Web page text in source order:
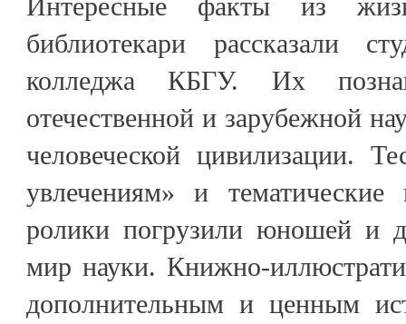
библиотекари рассказали
колледжа КБГУ. Их
отечественной и зарубежной
человеческой цивилизации.
увлечениям» и тематические
ролики погрузили юношей и
мир науки. Книжно-
дополнительным и ценным